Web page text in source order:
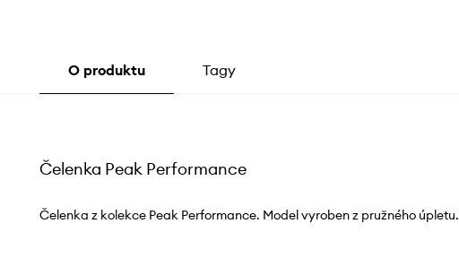
O produktu Tagy
Čelenka Peak Performance
Čelenka z kolekce Peak Performance. Model vyroben z pružného úpletu.